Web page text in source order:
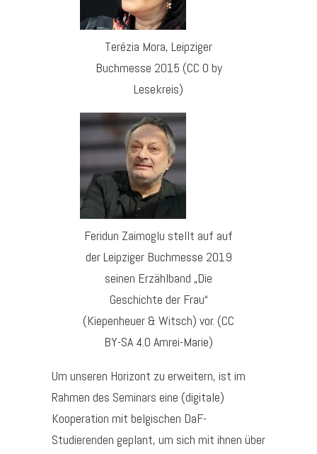
Terézia Mora, Leipziger
Buchmesse 2015 (CC 0 by
Lesekreis)
Feridun Zaimoglu stellt auf auf
der Leipziger Buchmesse 2019
seinen Erzählband „Die
Geschichte der Frau“
(Kiepenheuer & Witsch) vor. (CC
BY-SA 4.0 Amrei-Marie)
Um unseren Horizont zu erweitern, ist im
Rahmen des Seminars eine (digitale)
Kooperation mit belgischen DaF-
Studierenden geplant, um sich mit ihnen über